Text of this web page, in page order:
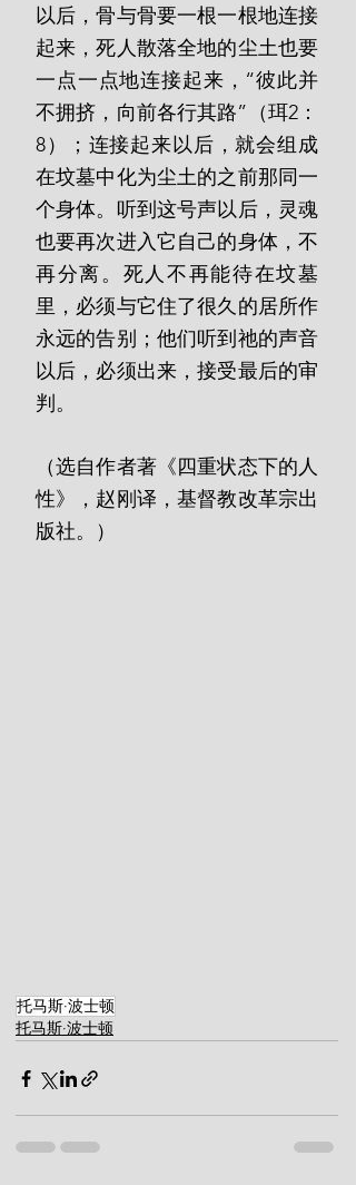
以后，骨与骨要一根一根地连接
起来，死人散落全地的尘土也要
一点一点地连接起来，“彼此并
不拥挤，向前各行其路”（珥2：
8）；连接起来以后，就会组成
在坟墓中化为尘土的之前那同一
个身体。听到这号声以后，灵魂
也要再次进入它自己的身体，不
再分离。死人不再能待在坟墓
里，必须与它住了很久的居所作
永远的告别；他们听到祂的声音
以后，必须出来，接受最后的审
判。
（选自作者著《四重状态下的人
性》，赵刚译，基督教改革宗出
版社。）
托马斯·波士顿
托马斯·波士顿